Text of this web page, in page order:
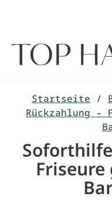
Startseite /
Rückzahlung